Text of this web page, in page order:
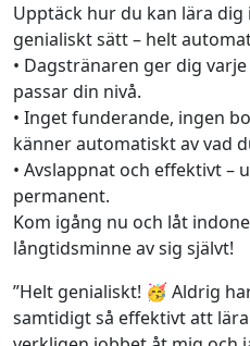
Upptäck hur du kan lära
genialiskt sätt – helt
• Dagstränaren ger dig
passar din nivå.
• Inget funderande, ingen
känner automatiskt av vad
• Avslappnat och effektivt –
permanent.
Kom igång nu och låt
långtidsminne av sig självt!
”Helt genialiskt! 🥳 Aldrig
samtidigt så effektivt att